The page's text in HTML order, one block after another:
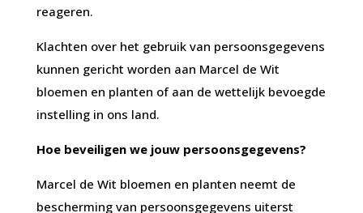
reageren.
Klachten over het gebruik van persoonsgegevens
kunnen gericht worden aan Marcel de Wit
bloemen en planten of aan de wettelijk bevoegde
instelling in ons land.
Hoe beveiligen we jouw persoonsgegevens?
Marcel de Wit bloemen en planten neemt de
bescherming van persoonsgegevens uiterst